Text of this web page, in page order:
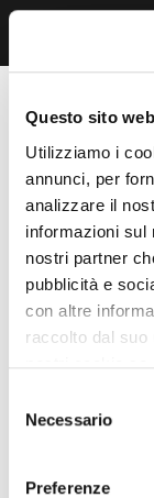
Questo sito
Utilizziamo i
annunci, per
analizzare il
informazioni sul
nostri partner
pubblicità e
con altre
raccolto dal suo
delNecessario
Preferenze